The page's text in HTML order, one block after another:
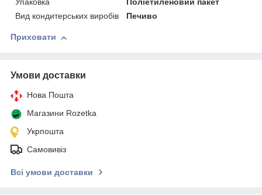
Упаковка
Поліетиленовий пакет
Вид кондитерських виробів
Печиво
Приховати
Умови доставки
Нова Пошта
Магазини Rozetka
Укрпошта
Самовивіз
Всі умови доставки